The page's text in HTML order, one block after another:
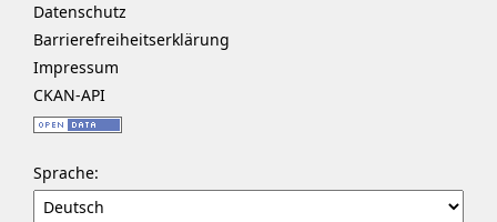
Datenschutz
Barrierefreiheitserklärung
Impressum
CKAN-API
Sprache